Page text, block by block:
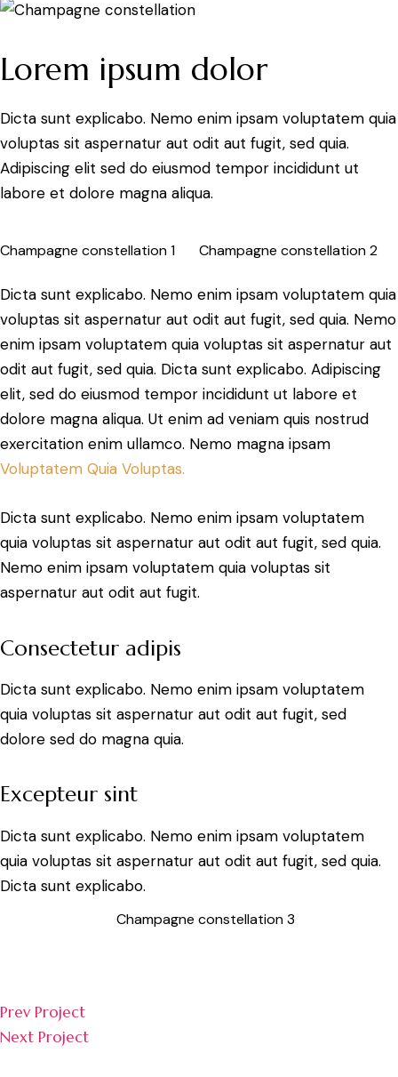
Lorem ipsum dolor
Dicta sunt explicabo. Nemo enim ipsam voluptatem quia
voluptas sit aspernatur aut odit aut fugit, sed quia.
Adipiscing elit sed do eiusmod tempor incididunt ut
labore et dolore magna aliqua.
Champagne constellation 1 Champagne constellation 2
Dicta sunt explicabo. Nemo enim ipsam voluptatem quia
voluptas sit aspernatur aut odit aut fugit, sed quia. Nemo
enim ipsam voluptatem quia voluptas sit aspernatur aut
odit aut fugit, sed quia. Dicta sunt explicabo. Adipiscing
elit, sed do eiusmod tempor incididunt ut labore et
dolore magna aliqua. Ut enim ad veniam quis nostrud
exercitation enim ullamco. Nemo magna ipsam
Voluptatem Quia Voluptas.
Dicta sunt explicabo. Nemo enim ipsam voluptatem
quia voluptas sit aspernatur aut odit aut fugit, sed quia.
Nemo enim ipsam voluptatem quia voluptas sit
aspernatur aut odit aut fugit.
Consectetur adipis
Dicta sunt explicabo. Nemo enim ipsam voluptatem
quia voluptas sit aspernatur aut odit aut fugit, sed
dolore sed do magna quia.
Excepteur sint
Dicta sunt explicabo. Nemo enim ipsam voluptatem
quia voluptas sit aspernatur aut odit aut fugit, sed quia.
Dicta sunt explicabo.
Champagne constellation 3
Prev Project
Next Project